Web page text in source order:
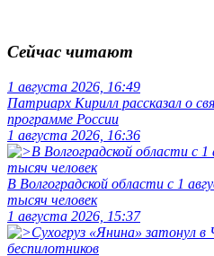
Сейчас читают
1 августа 2026, 16:49
Патриарх Кирилл рассказал о
программе России
1 августа 2026, 16:36
В Волгоградской области с 1
тысяч человек
1 августа 2026, 15:37